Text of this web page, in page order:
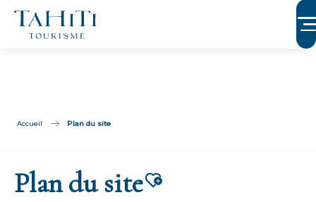
Aller
contenu
Accueil Plan du site
Plan du siteAjouter aux